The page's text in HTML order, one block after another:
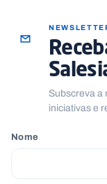
Subscreva a
iniciativas e
Nome